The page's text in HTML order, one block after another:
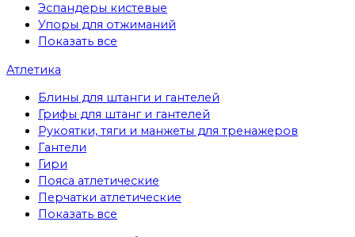
Эспандеры кистевые
Упоры для отжиманий
Показать все
Атлетика
Блины для штанги и гантелей
Грифы для штанг и гантелей
Рукоятки, тяги и манжеты для тренажеров
Гантели
Гири
Пояса атлетические
Перчатки атлетические
Показать все